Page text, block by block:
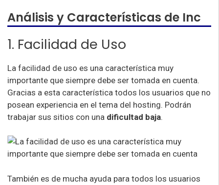
Análisis y Características de Inc
1. Facilidad de Uso
La facilidad de uso es una característica muy
importante que siempre debe ser tomada en cuenta.
Gracias a esta característica todos los usuarios que no
posean experiencia en el tema del hosting. Podrán
trabajar sus sitios con una dificultad baja.
También es de mucha ayuda para todos los usuarios